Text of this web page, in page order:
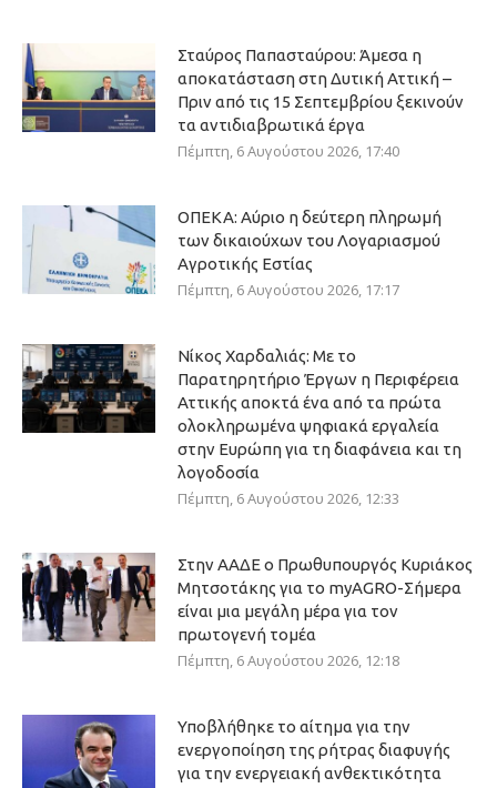
Σταύρος Παπασταύρου: Άμεσα η
αποκατάσταση στη Δυτική Αττική –
Πριν από τις 15 Σεπτεμβρίου ξεκινούν
τα αντιδιαβρωτικά έργα
Πέμπτη, 6 Αυγούστου 2026, 17:40
ΟΠΕΚΑ: Αύριο η δεύτερη πληρωμή
των δικαιούχων του Λογαριασμού
Αγροτικής Εστίας
Πέμπτη, 6 Αυγούστου 2026, 17:17
Νίκος Χαρδαλιάς: Με το
Παρατηρητήριο Έργων η Περιφέρεια
Αττικής αποκτά ένα από τα πρώτα
ολοκληρωμένα ψηφιακά εργαλεία
στην Ευρώπη για τη διαφάνεια και τη
λογοδοσία
Πέμπτη, 6 Αυγούστου 2026, 12:33
Στην ΑΑΔΕ ο Πρωθυπουργός Κυριάκος
Μητσοτάκης για το myAGRO-Σήμερα
είναι μια μεγάλη μέρα για τον
πρωτογενή τομέα
Πέμπτη, 6 Αυγούστου 2026, 12:18
Υποβλήθηκε το αίτημα για την
ενεργοποίηση της ρήτρας διαφυγής
για την ενεργειακή ανθεκτικότητα